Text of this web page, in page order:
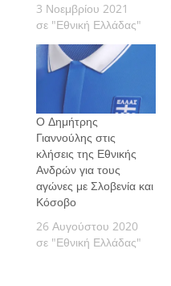
3 Νοεμβρίου 2021
σε "Εθνική Ελλάδας"
Ο Δημήτρης
Γιαννούλης στις
κλήσεις της Εθνικής
Ανδρών για τους
αγώνες με Σλοβενία και
Κόσοβο
26 Αυγούστου 2020
σε "Εθνική Ελλάδας"